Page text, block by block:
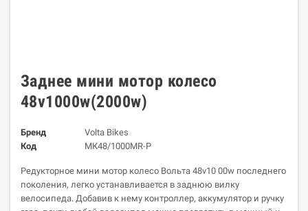
Заднее мини мотор колесо
48v1000w(2000w)
Бренд
Volta Bikes
Код
МК48/1000MR-P
Редукторное мини мотор колесо Вольта 48v10 00w последнего
поколения, легко устанавливается в заднюю вилку
велосипеда. Добавив к нему контроллер, аккумулятор и ручку